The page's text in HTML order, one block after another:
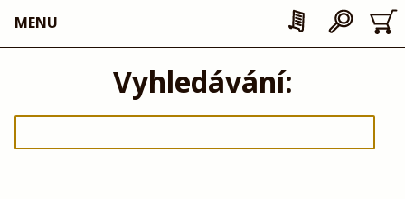
MENU
Vyhledávání: